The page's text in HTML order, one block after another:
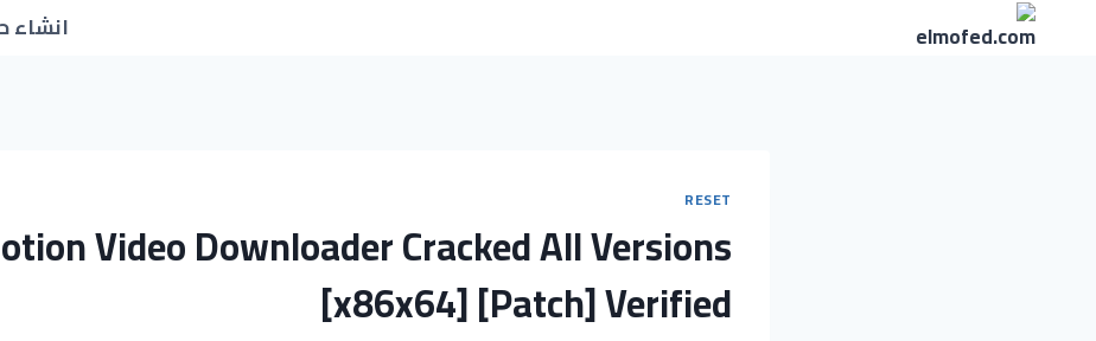
انشاء
RESET
Video Downloader Cracked All Versions
[x86x64] [Patch] Verified